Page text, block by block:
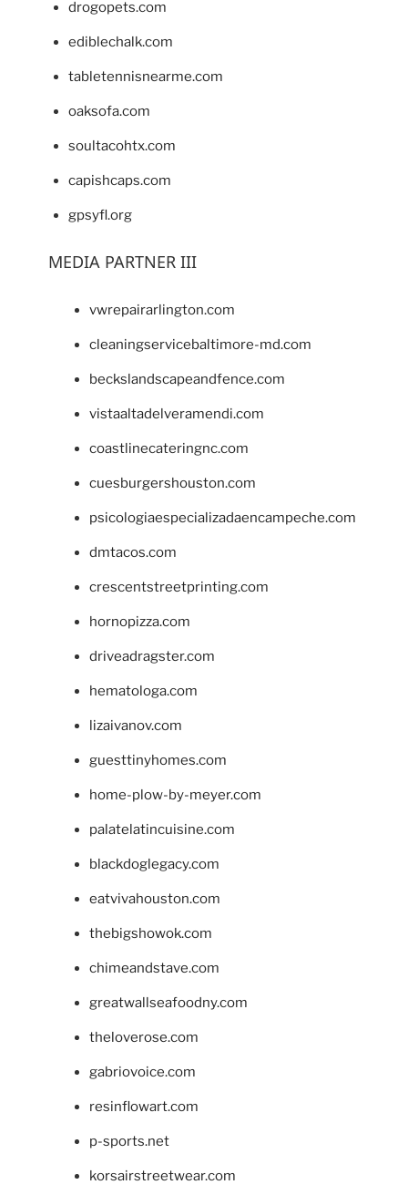
drogopets.com
ediblechalk.com
tabletennisnearme.com
oaksofa.com
soultacohtx.com
capishcaps.com
gpsyfl.org
MEDIA PARTNER III
vwrepairarlington.com
cleaningservicebaltimore-md.com
beckslandscapeandfence.com
vistaaltadelveramendi.com
coastlinecateringnc.com
cuesburgershouston.com
psicologiaespecializadaencampeche.com
dmtacos.com
crescentstreetprinting.com
hornopizza.com
driveadragster.com
hematologa.com
lizaivanov.com
guesttinyhomes.com
home-plow-by-meyer.com
palatelatincuisine.com
blackdoglegacy.com
eatvivahouston.com
thebigshowok.com
chimeandstave.com
greatwallseafoodny.com
theloverose.com
gabriovoice.com
resinflowart.com
p-sports.net
korsairstreetwear.com